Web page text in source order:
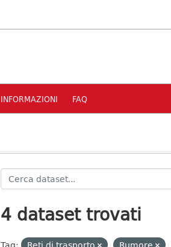
INFORMAZIONI FAQ
4 dataset trovati